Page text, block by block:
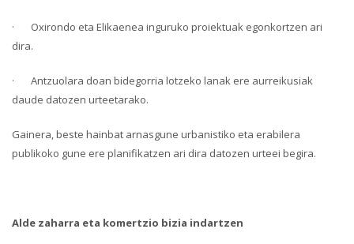
· Oxirondo eta Elikaenea inguruko proiektuak egonkortzen ari
dira.
· Antzuolara doan bidegorria lotzeko lanak ere aurreikusiak
daude datozen urteetarako.
Gainera, beste hainbat arnasgune urbanistiko eta erabilera
publikoko gune ere planifikatzen ari dira datozen urteei begira.
Alde zaharra eta komertzio bizia indartzen